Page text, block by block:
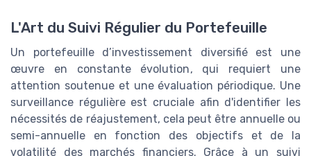
L'Art du Suivi Régulier du Portefeuille
Un portefeuille d’investissement diversifié est une
œuvre en constante évolution, qui requiert une
attention soutenue et une évaluation périodique. Une
surveillance régulière est cruciale afin d'identifier les
nécessités de réajustement, cela peut être annuelle ou
semi-annuelle en fonction des objectifs et de la
volatilité des marchés financiers. Grâce à un suivi